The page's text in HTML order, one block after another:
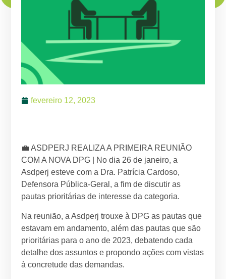
fevereiro 12, 2023
💼 ASDPERJ REALIZA A PRIMEIRA REUNIÃO
COM A NOVA DPG | No dia 26 de janeiro, a
Asdperj esteve com a Dra. Patrícia Cardoso,
Defensora Pública-Geral, a fim de discutir as
pautas prioritárias de interesse da categoria.
Na reunião, a Asdperj trouxe à DPG as pautas que
estavam em andamento, além das pautas que são
prioritárias para o ano de 2023, debatendo cada
detalhe dos assuntos e propondo ações com vistas
à concretude das demandas.